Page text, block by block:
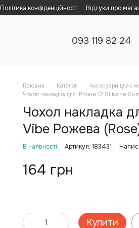
Політика конфіденційності Відгуки про
093 119 82 24
Головна Каталог Аксесуари для
Чохол накладка для IPhone 12 Silicone
Чохол накладка
Vibe Рожева
В наявності Артикул: 183431
164 грн
Купити